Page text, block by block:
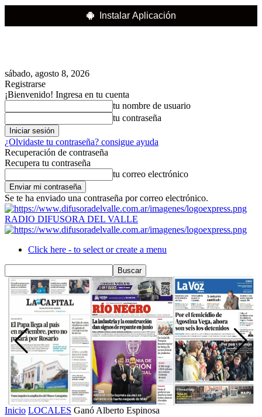
Instalar Aplicación
sábado, agosto 8, 2026
Registrarse
¡Bienvenido! Ingresa en tu cuenta
tu nombre de usuario
tu contraseña
¿Olvidaste tu contraseña? consigue ayuda
Recuperación de contraseña
Recupera tu contraseña
tu correo electrónico
Se te ha enviado una contraseña por correo electrónico.
RADIO DIFUSORA DEL VALLE
Click here - to select or create a menu
Inicio LOCALES Ganó Alberto Espinosa